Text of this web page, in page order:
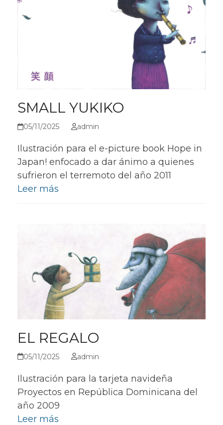
SMALL YUKIKO
05/11/2025 admin
Ilustración para el e-picture book Hope in
Japan! enfocado a dar ánimo a quienes
sufrieron el terremoto del año 2011
Leer más
EL REGALO
05/11/2025 admin
Ilustración para la tarjeta navideña
Proyectos en República Dominicana del
año 2009
Leer más